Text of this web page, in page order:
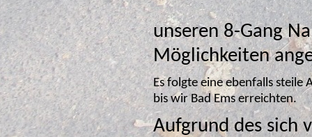
unseren 8-Gang
Möglichkeiten
Es folgte eine ebenfalls steile Abfahrt durch den Wald und noch mehrere kleinere Anstiege
bis wir Bad Ems erreichten.
Aufgrund des sich